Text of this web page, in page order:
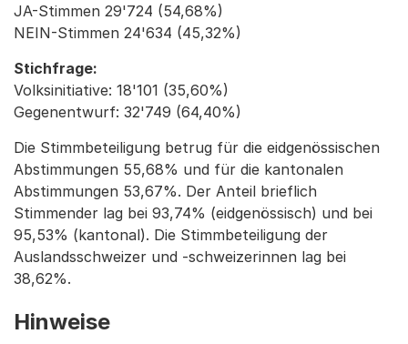
JA-Stimmen 29'724 (54,68%)
NEIN-Stimmen 24'634 (45,32%)
Stichfrage:
Volksinitiative: 18'101 (35,60%)
Gegenentwurf: 32'749 (64,40%)
Die Stimmbeteiligung betrug für die eidgenössischen
Abstimmungen 55,68% und für die kantonalen
Abstimmungen 53,67%. Der Anteil brieflich
Stimmender lag bei 93,74% (eidgenössisch) und bei
95,53% (kantonal). Die Stimmbeteiligung der
Auslandsschweizer und -schweizerinnen lag bei
38,62%.
Hinweise